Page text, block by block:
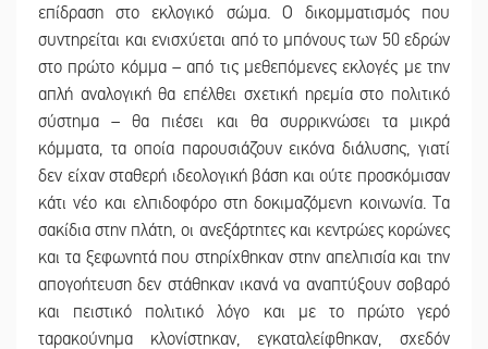
επίδραση στο εκλογικό σώμα. Ο δικομματισμός που
συντηρείται και ενισχύεται από το μπόνους των 50 εδρών
στο πρώτο κόμμα – από τις μεθεπόμενες εκλογές με την
απλή αναλογική θα επέλθει σχετική ηρεμία στο πολιτικό
σύστημα – θα πιέσει και θα συρρικνώσει τα μικρά
κόμματα, τα οποία παρουσιάζουν εικόνα διάλυσης, γιατί
δεν είχαν σταθερή ιδεολογική βάση και ούτε προσκόμισαν
κάτι νέο και ελπιδοφόρο στη δοκιμαζόμενη κοινωνία. Τα
σακίδια στην πλάτη, οι ανεξάρτητες και κεντρώες κορώνες
και τα ξεφωνητά που στηρίχθηκαν στην απελπισία και την
απογοήτευση δεν στάθηκαν ικανά να αναπτύξουν σοβαρό
και πειστικό πολιτικό λόγο και με το πρώτο γερό
ταρακούνημα κλονίστηκαν, εγκαταλείφθηκαν, σχεδόν